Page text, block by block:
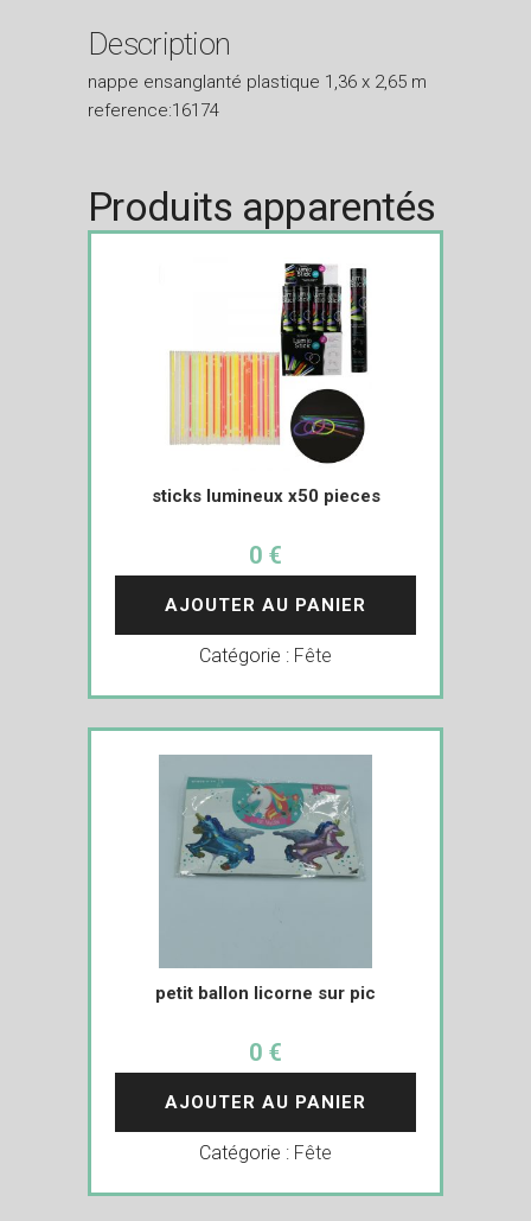
Description
nappe ensanglanté plastique 1,36 x 2,65 m
reference:16174
Produits apparentés
sticks lumineux x50 pieces
0 €
AJOUTER AU PANIER
Catégorie : Fête
petit ballon licorne sur pic
0 €
AJOUTER AU PANIER
Catégorie : Fête